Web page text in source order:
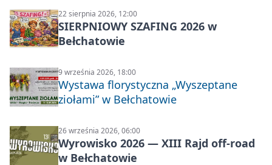
22 sierpnia 2026, 12:00
SIERPNIOWY SZAFING 2026 w
Bełchatowie
9 września 2026, 18:00
Wystawa florystyczna „Wyszeptane
ziołami” w Bełchatowie
26 września 2026, 06:00
Wyrowisko 2026 — XIII Rajd off‑road
w Bełchatowie